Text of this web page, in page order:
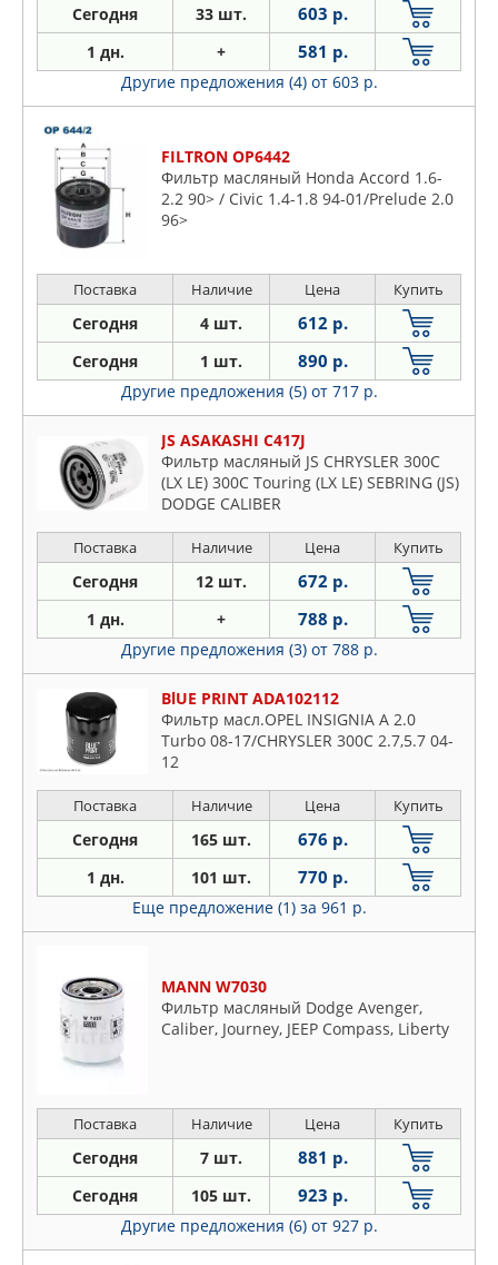
Сегодня 33 шт. 603 р.
1 дн. + 581 р.
Другие предложения (4) от 603 р.
FILTRON OP6442
Фильтр масляный Honda Accord 1.6-
2.2 90> / Civic 1.4-1.8 94-01/Prelude 2.0
96>
Поставка Наличие Цена Купить
Сегодня 4 шт. 612 р.
Сегодня 1 шт. 890 р.
Другие предложения (5) от 717 р.
JS ASAKASHI C417J
Фильтр масляный JS CHRYSLER 300C
(LX LE) 300C Touring (LX LE) SEBRING (JS)
DODGE CALIBER
Поставка Наличие Цена Купить
Сегодня 12 шт. 672 р.
1 дн. + 788 р.
Другие предложения (3) от 788 р.
BlUE PRINT ADA102112
Фильтр масл.OPEL INSIGNIA A 2.0
Turbo 08-17/CHRYSLER 300C 2.7,5.7 04-
12
Поставка Наличие Цена Купить
Сегодня 165 шт. 676 р.
1 дн. 101 шт. 770 р.
Еще предложение (1) за 961 р.
MANN W7030
Фильтр масляный Dodge Avenger,
Caliber, Journey, JEEP Compass, Liberty
Поставка Наличие Цена Купить
Сегодня 7 шт. 881 р.
Сегодня 105 шт. 923 р.
Другие предложения (6) от 927 р.